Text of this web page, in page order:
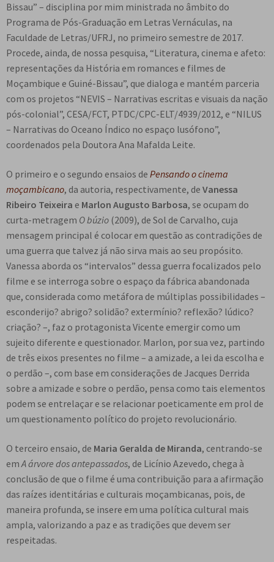
Bissau” – disciplina por mim ministrada no âmbito do
Programa de Pós-Graduação em Letras Vernáculas, na
Faculdade de Letras/UFRJ, no primeiro semestre de 2017.
Procede, ainda, de nossa pesquisa, “Literatura, cinema e afeto:
representações da História em romances e filmes de
Moçambique e Guiné-Bissau”, que dialoga e mantém parceria
com os projetos “NEVIS – Narrativas escritas e visuais da nação
pós-colonial”, CESA/FCT, PTDC/CPC-ELT/4939/2012, e “NILUS
– Narrativas do Oceano Índico no espaço lusófono”,
coordenados pela Doutora Ana Mafalda Leite.
O primeiro e o segundo ensaios de Pensando o cinema
moçambicano, da autoria, respectivamente, de Vanessa
Ribeiro Teixeira e Marlon Augusto Barbosa, se ocupam do
curta-metragem O búzio (2009), de Sol de Carvalho, cuja
mensagem principal é colocar em questão as contradições de
uma guerra que talvez já não sirva mais ao seu propósito.
Vanessa aborda os “intervalos” dessa guerra focalizados pelo
filme e se interroga sobre o espaço da fábrica abandonada
que, considerada como metáfora de múltiplas possibilidades –
esconderijo? abrigo? solidão? extermínio? reflexão? lúdico?
criação? –, faz o protagonista Vicente emergir como um
sujeito diferente e questionador. Marlon, por sua vez, partindo
de três eixos presentes no filme – a amizade, a lei da escolha e
o perdão –, com base em considerações de Jacques Derrida
sobre a amizade e sobre o perdão, pensa como tais elementos
podem se entrelaçar e se relacionar poeticamente em prol de
um questionamento político do projeto revolucionário.
O terceiro ensaio, de Maria Geralda de Miranda, centrando-se
em A árvore dos antepassados, de Licínio Azevedo, chega à
conclusão de que o filme é uma contribuição para a afirmação
das raízes identitárias e culturais moçambicanas, pois, de
maneira profunda, se insere em uma política cultural mais
ampla, valorizando a paz e as tradições que devem ser
respeitadas.